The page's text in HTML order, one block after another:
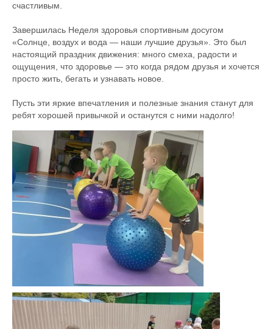
счастливым.
Завершилась Неделя здоровья спортивным досугом
«Солнце, воздух и вода — наши лучшие друзья». Это был
настоящий праздник движения: много смеха, радости и
ощущения, что здоровье — это когда рядом друзья и хочется
просто жить, бегать и узнавать новое.
Пусть эти яркие впечатления и полезные знания станут для
ребят хорошей привычкой и останутся с ними надолго!